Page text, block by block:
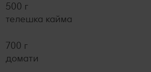
500 г
телешка кайма
700 г
домати